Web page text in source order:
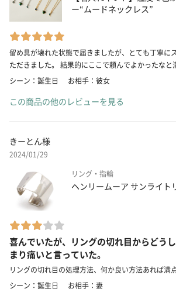
ー“ムードネックレス”
留め具が壊れた状態で届きましたが、とても丁寧に
ただきました。 結果的にここで頼んでよかったなと
シーン：誕生日
お相手：彼女
この商品の他のレビューを見る
きーとん様
2024/01/29
リング・指輪
ヘンリームーア サンライト
喜んでいたが、リングの切れ目からどう
まり痛いと言っていた。
リングの切れ目の処理方法、何か良い方法あれば満
シーン：誕生日
お相手：妻